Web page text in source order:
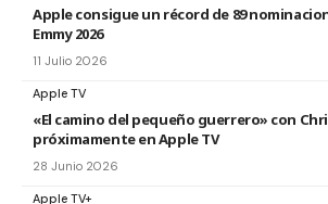
Apple consigue un récord de 89
Emmy 2026
11 Julio 2026
Apple TV
«El camino del pequeño guerrero» con
próximamente en Apple TV
28 Junio 2026
Apple TV+